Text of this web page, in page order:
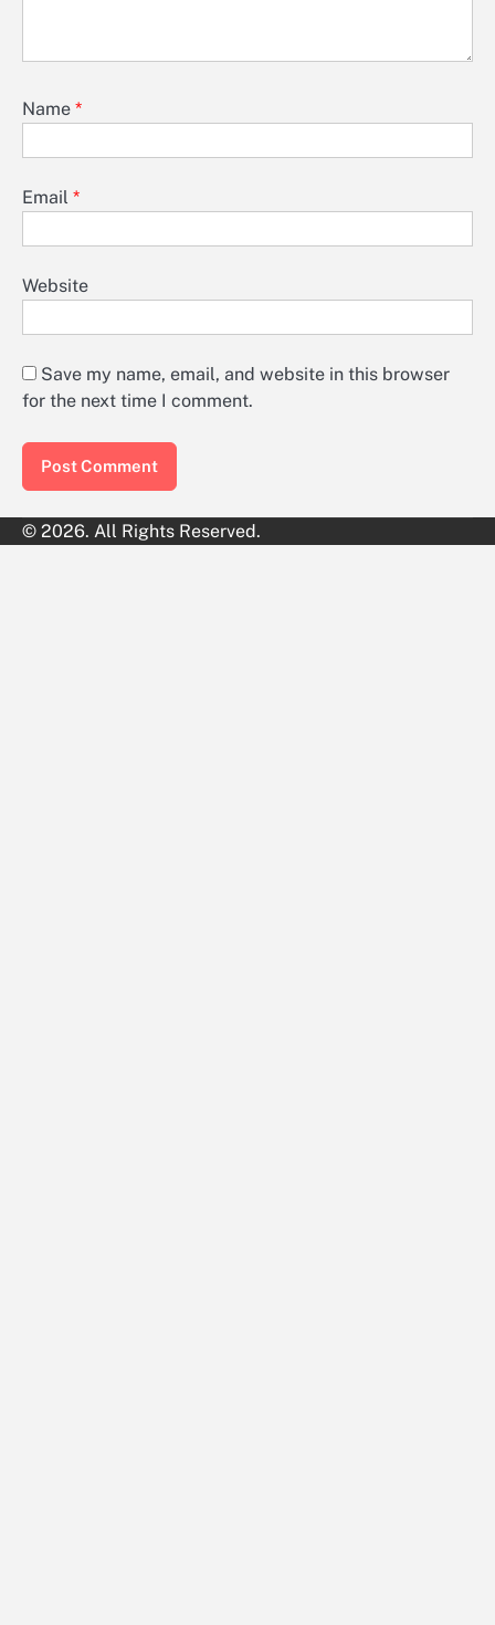
Name *
Email *
Website
Save my name, email, and website in this browser
for the next time I comment.
© 2026. All Rights Reserved.